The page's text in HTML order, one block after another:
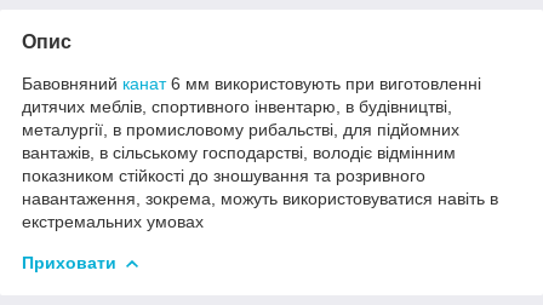
Опис
Бавовняний канат6 мм використовують при виготовленні
дитячих меблів, спортивного інвентарю, в будівництві,
металургії, в промисловому рибальстві, для підйомних
вантажів, в сільському господарстві, володіє відмінним
показником стійкості до зношування та розривного
навантаження, зокрема, можуть використовуватися навіть в
екстремальних умовах
Приховати